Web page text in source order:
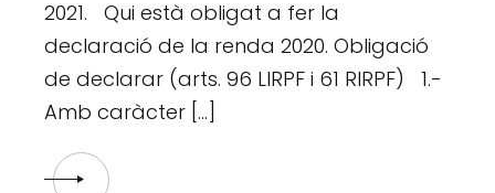
2021. Qui està obligat a fer la
declaració de la renda 2020. Obligació
de declarar (arts. 96 LIRPF i 61 RIRPF) 1.-
Amb caràcter […]